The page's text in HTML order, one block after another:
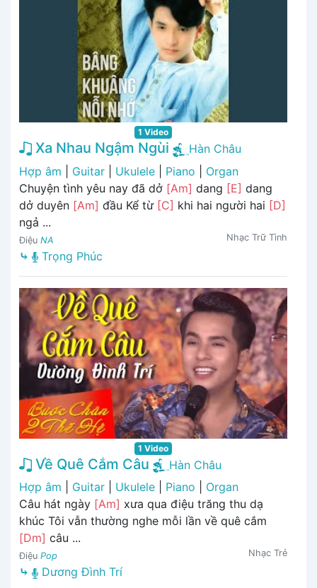
1 Video
Xa Nhau Ngậm Ngùi
Hàn Châu
Hợp âm
Guitar Ukulele Piano
Organ
Chuyện tình yêu nay đã dở [Am] dang [E] dang
dở duyên [Am] đầu Kể từ [C] khi hai người hai [D]
ngả ...
Điệu NA Nhạc Trữ Tình
⤷ Trọng Phúc
1 Video
Về Quê Cắm Câu
Hàn Châu
Hợp âm
Guitar Ukulele Piano
Organ
Câu hát ngày [Am] xưa qua điệu trăng thu dạ
khúc Tôi vẫn thường nghe mỗi lần về quê cắm
[Dm] câu ...
Điệu Pop Nhạc Trẻ
⤷ Dương Đình Trí